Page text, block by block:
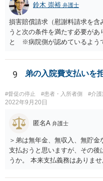
鈴木 崇裕 弁護士
損害賠償請求（慰謝料請求を
うと次の条件を満たす必要が
と ※病院側が認めているよ
術のミスの「せいで」マスク
ければならなくなった「せい
を外せなくなった「せいで」
したこと 「せいで」と強調し
因果関係」です。 手術のミス
しく悪くなってしまったとか
しまったとかいう事情があれ
ただし，手術代の返金に応じ
ん」という趣旨の合意をしてし
には困難となります。
9 弟の入院費支払いを
#督促の停止 #患者・入所者側 #介護
2022年9月20日
匿名A 弁護士
＞弟は無年金、無収入、無貯
支払おうと思いますが、その後
うか。 本来支払義務はありま